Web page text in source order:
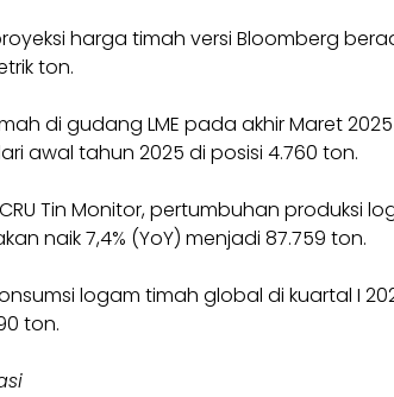
harga timah versi Bloomberg
ton.
di gudang LME pada akhir Maret
awal tahun 2025 di posisi 4.760 ton.
Tin Monitor, pertumbuhan produksi
naik 7,4% (YoY) menjadi 87.759 ton.
logam timah global di kuartal I
ton.